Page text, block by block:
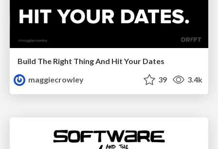
Build The Right Thing And Hit Your Dates
maggiecrowley
39 3.4k